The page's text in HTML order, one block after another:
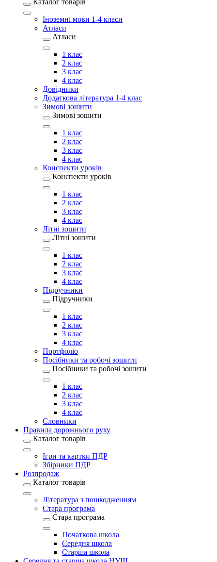
Каталог товарів
Іноземні мови 1-4 класи
Атласи
Атласи
1 клас
2 клас
3 клас
4 клас
Довідники
Додаткова література 1-4 клас
Зимові зошити
Зимові зошити
1 клас
2 клас
3 клас
4 клас
Конспекти уроків
Конспекти уроків
1 клас
2 клас
3 клас
4 клас
Літні зошити
Літні зошити
1 клас
2 клас
3 клас
4 клас
Підручники
Підручники
1 клас
2 клас
3 клас
4 клас
Портфоліо
Посібники та робочі зошити
Посібники та робочі зошити
1 клас
2 клас
3 клас
4 клас
Словники
Правила дорожнього руху
Каталог товарів
Ігри та картки ПДР
Збірники ПДР
Розпродаж
Каталог товарів
Література з пошкодженням
Стара програма
Стара програма
Початкова школа
Середня школа
Старша школа